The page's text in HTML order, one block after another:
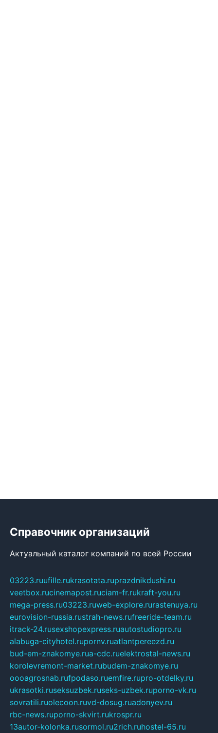
Справочник организаций
Актуальный каталог компаний по всей России
03223.ruufille.rukrasotata.ruprazdnikdushi.ru
veetbox.rucinemapost.ruciam-fr.rukraft-you.ru
mega-press.ru03223.ruweb-explore.rurastenuya.ru
eurovision-russia.rustrah-news.rufreeride-team.ru
itrack-24.rusexshopexpress.ruautostudiopro.ru
alabuga-cityhotel.rupornv.ruatlantpereezd.ru
bud-em-znakomye.rua-cdc.ruelektrostal-news.ru
korolevremont-market.rubudem-znakomye.ru
oooagrosnab.rufpodaso.ruemfire.rupro-otdelky.ru
ukrasotki.ruseksuzbek.ruseks-uzbek.ruporno-vk.ru
sovratili.ruolecoon.ruvd-dosug.ruadonyev.ru
rbc-news.ruporno-skvirt.rukrospr.ru
13autor-kolonka.rusormol.ru2rich.ruhostel-65.ru